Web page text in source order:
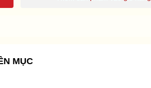
MỤC